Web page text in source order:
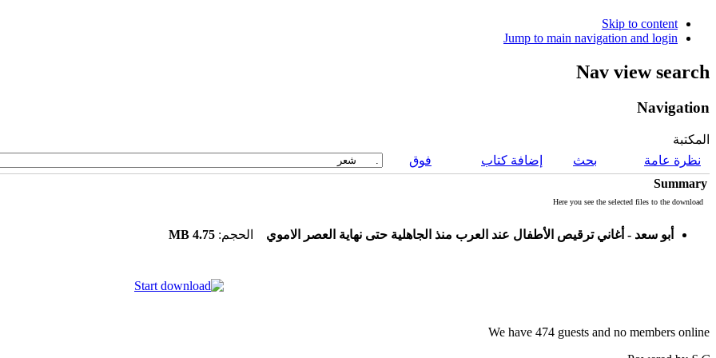
Skip to content
Jump to main navigation and login
Nav view search
Navigation
المكتبة
نظرة عامة
بحث إضافة كتاب
فوق
Summary
أبو سعد - أغاني ترقيص الأطفال عند العرب منذ الجاهلية حتى نهاية العصر الاموي الحجم: 4.75 MB
We have 474 guests and no members online